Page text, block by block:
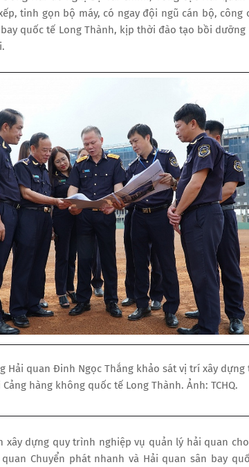
tinh gọn bộ máy, có ngay đội ngũ cán bộ, công
quốc tế Long Thành, kịp thời đào tạo bồi dưỡng
Hải quan Đinh Ngọc Thắng khảo sát vị trí xây dựng
hàng không quốc tế Long Thành. Ảnh: TCHQ.
xây dựng quy trình nghiệp vụ quản lý hải quan
Chuyển phát nhanh và Hải quan sân bay